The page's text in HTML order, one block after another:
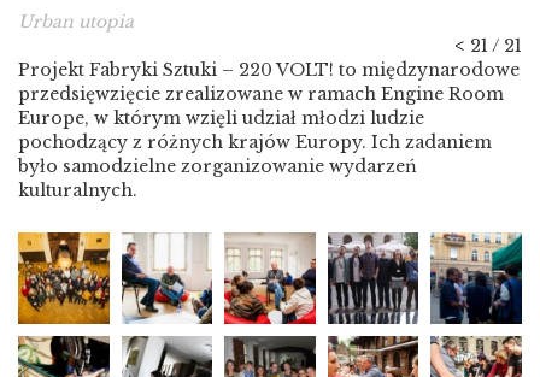
Urban utopia
< 21 / 21
Projekt Fabryki Sztuki – 220 VOLT! to międzynarodowe
przedsięwzięcie zrealizowane w ramach Engine Room
Europe, w którym wzięli udział młodzi ludzie
pochodzący z różnych krajów Europy. Ich zadaniem
było samodzielne zorganizowanie wydarzeń
kulturalnych.